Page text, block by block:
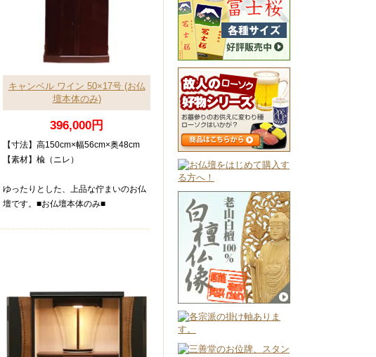
キャンベル ワイン 50×17号 (お仏
壇本体のみ)
396,000円
【寸法】高150cm×幅56cm×奥48cm
【素材】楡（ニレ）
ゆったりとした、上品な佇まいのお仏
壇です。■お仏壇本体のみ■